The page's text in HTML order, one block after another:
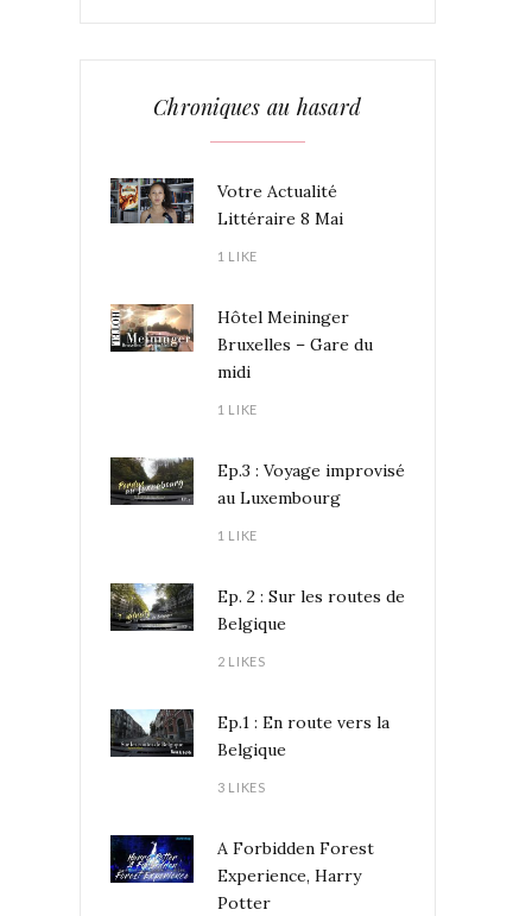
Chroniques au hasard
Votre Actualité
Littéraire 8 Mai
1 LIKE
Hôtel Meininger
Bruxelles – Gare du
midi
1 LIKE
Ep.3 : Voyage improvisé
au Luxembourg
1 LIKE
Ep. 2 : Sur les routes de
Belgique
2 LIKES
Ep.1 : En route vers la
Belgique
3 LIKES
A Forbidden Forest
Experience, Harry
Potter